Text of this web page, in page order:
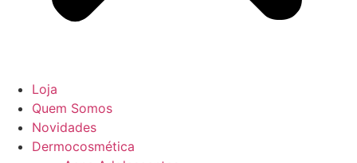
Loja
Quem Somos
Novidades
Dermocosmética